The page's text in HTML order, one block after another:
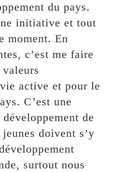
du pays.
initiative et tout
moment. En
c’est me faire
active et pour le
C’est une
de
doivent s’y
surtout nous